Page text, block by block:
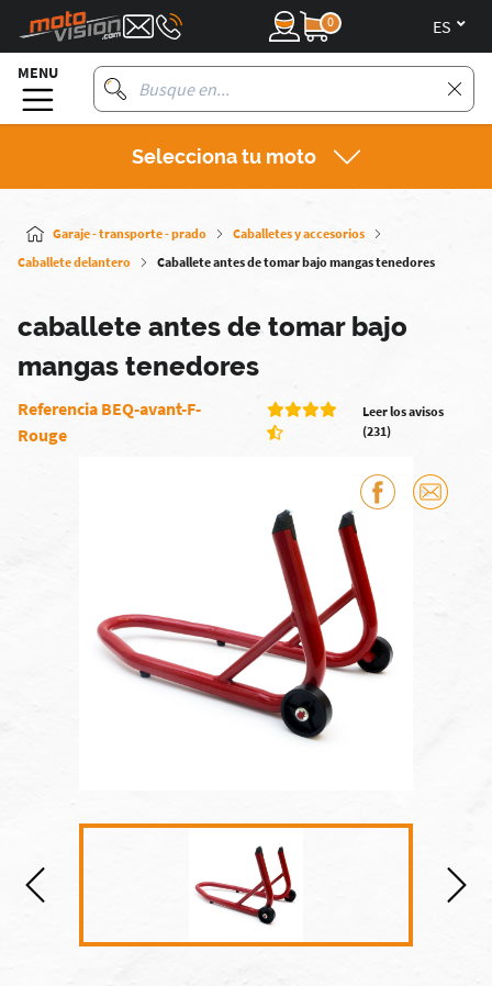
0
MENU
Selecciona tu moto
Garaje - transporte - prado
Caballetes y accesorios
Caballete delantero
Caballete antes de tomar bajo mangas tenedores
caballete antes de tomar bajo
mangas tenedores
Referencia BEQ-avant-F-
Rouge
Leer los avisos
(231)